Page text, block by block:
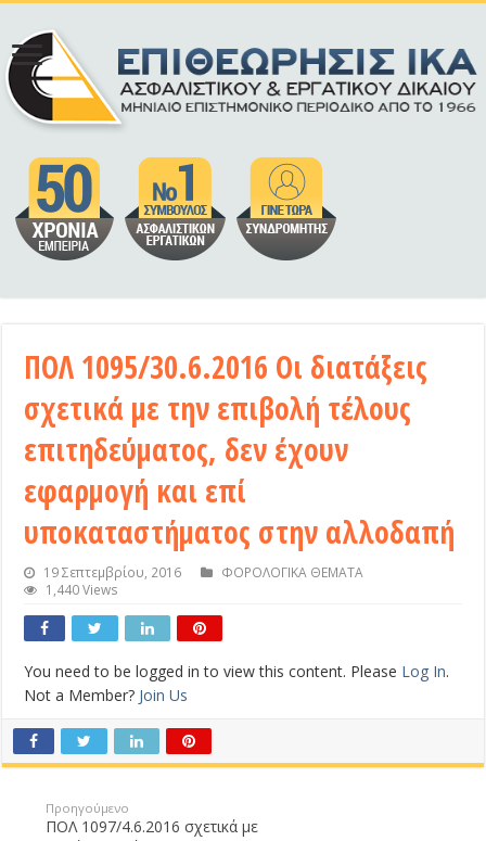
ΠΟΛ 1095/30.6.2016 Οι διατάξεις
σχετικά με την επιβολή τέλους
επιτηδεύματος, δεν έχουν
εφαρμογή και επί
υποκαταστήματος στην αλλοδαπή
19 Σεπτεμβρίου, 2016
ΦΟΡΟΛΟΓΙΚΑ ΘΕΜΑΤΑ
1,440 Views
You need to be logged in to view this content. Please Log In.
Not a Member? Join Us
Προηγούμενο
ΠΟΛ 1097/4.6.2016 σχετικά με